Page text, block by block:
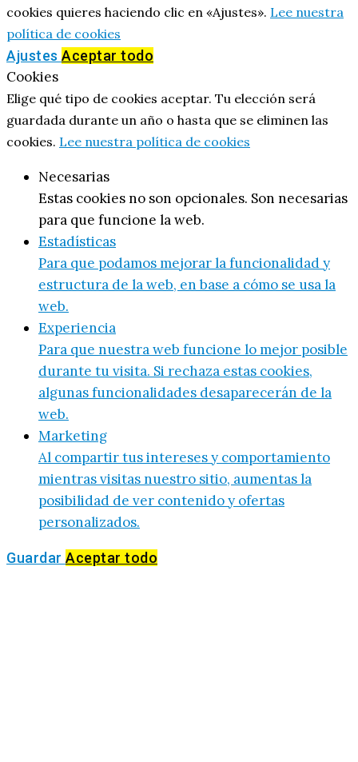
cookies quieres haciendo clic en «Ajustes». Lee nuestra
política de cookies
Ajustes Aceptar todo
Cookies
Elige qué tipo de cookies aceptar. Tu elección será
guardada durante un año o hasta que se eliminen las
cookies. Lee nuestra política de cookies
Necesarias
Estas cookies no son opcionales. Son necesarias
para que funcione la web.
Estadísticas
Para que podamos mejorar la funcionalidad y
estructura de la web, en base a cómo se usa la
web.
Experiencia
Para que nuestra web funcione lo mejor posible
durante tu visita. Si rechaza estas cookies,
algunas funcionalidades desaparecerán de la
web.
Marketing
Al compartir tus intereses y comportamiento
mientras visitas nuestro sitio, aumentas la
posibilidad de ver contenido y ofertas
personalizados.
Guardar Aceptar todo